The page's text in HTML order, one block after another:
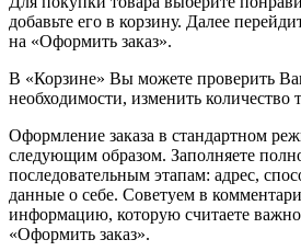
добавьте его в корзину. Далее
на «Оформить заказ».
В «Корзине» Вы можете проверить
необходимости, изменить количество
Оформление заказа в стандартном
следующим образом. Заполняете
последовательным этапам: адрес,
данные о себе. Советуем в
информацию, которую считаете
«Оформить заказ».